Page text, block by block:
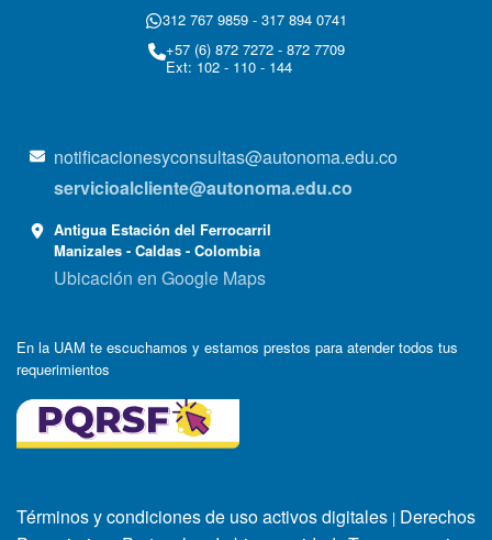
312 767 9859 - 317 894 0741
+57 (6) 872 7272 - 872 7709
Ext: 102 - 110 - 144
notificacionesyconsultas@autonoma.edu.co
servicioalcliente@autonoma.edu.co
Antigua Estación del Ferrocarril
Manizales - Caldas - Colombia
Ubicación en Google Maps
En la UAM te escuchamos y estamos prestos para atender todos tus
requerimientos
Términos y condiciones de uso activos digitales | Derechos